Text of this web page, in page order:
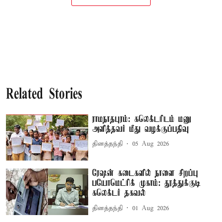
Related Stories
ராமநாதபுரம்: கலெக்டரிடம் மனு
அளித்தவர் மீது வழக்குப்பதிவு
தினத்தந்தி 05 Aug 2026
ரேஷன் கடைகளில் நாளை சிறப்பு
பயோமெட்ரிக் முகாம்: தூத்துக்குடி
கலெக்டர் தகவல்
தினத்தந்தி 01 Aug 2026